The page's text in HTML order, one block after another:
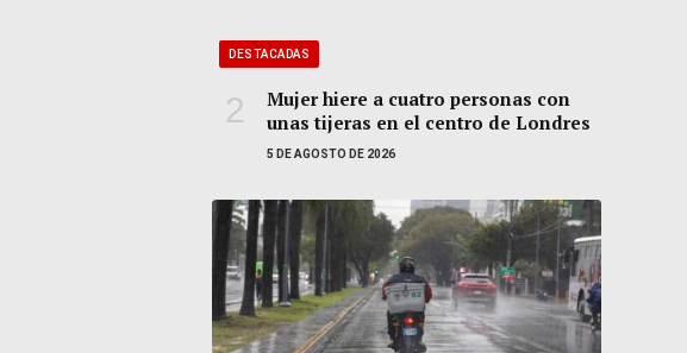
DESTACADAS
Mujer hiere a cuatro personas con
unas tijeras en el centro de Londres
5 DE AGOSTO DE 2026